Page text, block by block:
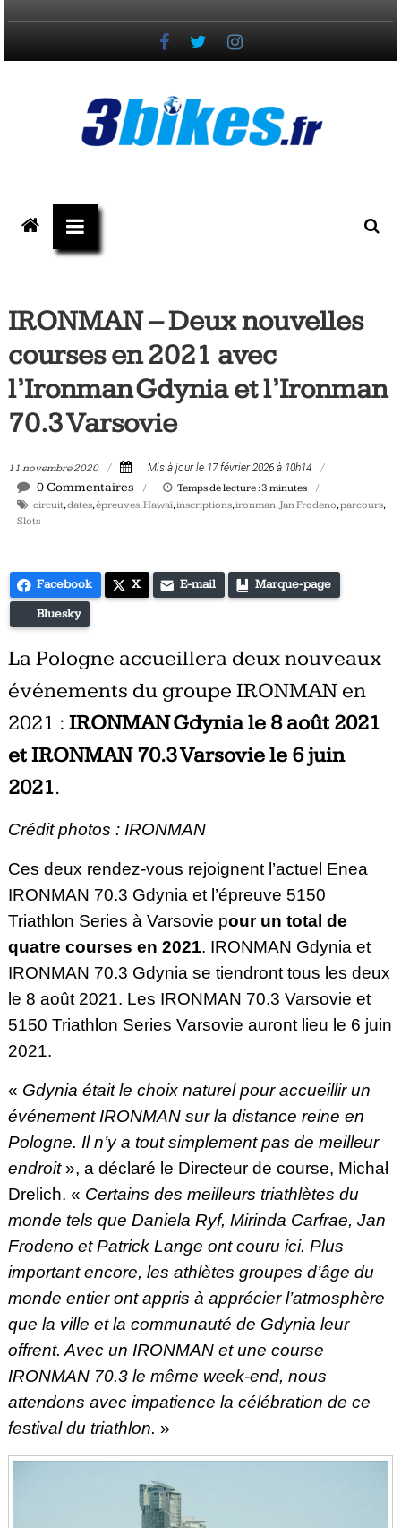
votre
magazine
Gravel
&
Triathlon
Tous
jours,
votre
actualité
vélo
triathlon
IRONMAN – Deux nouvelles
courses en 2021 avec
l’Ironman Gdynia et l’Ironman
70.3 Varsovie
11 novembre 2020 Mis à jour le 17 février 2026 à 10h14
0 Commentaires Temps de lecture :3 minutes
circuit,dates,épreuves,Hawaï,inscriptions,ironman,Jan Frodeno,parcours,
Slots
Facebook X E-mail Marque-page
Bluesky
La Pologne accueillera deux nouveaux
événements du groupe IRONMAN en
2021 : IRONMAN Gdynia le 8 août 2021
et IRONMAN 70.3 Varsovie le 6 juin
2021.
Crédit photos : IRONMAN
Ces deux rendez-vous rejoignent l’actuel Enea
IRONMAN 70.3 Gdynia et l’épreuve 5150
Triathlon Series à Varsovie pour un total de
quatre courses en 2021. IRONMAN Gdynia et
IRONMAN 70.3 Gdynia se tiendront tous les deux
le 8 août 2021. Les IRONMAN 70.3 Varsovie et
5150 Triathlon Series Varsovie auront lieu le 6 juin
2021.
« Gdynia était le choix naturel pour accueillir un
événement IRONMAN sur la distance reine en
Pologne. Il n’y a tout simplement pas de meilleur
endroit», a déclaré le Directeur de course, Michał
Drelich. « Certains des meilleurs triathlètes du
monde tels que Daniela Ryf, Mirinda Carfrae, Jan
Frodeno et Patrick Lange ont couru ici. Plus
important encore, les athlètes groupes d’âge du
monde entier ont appris à apprécier l’atmosphère
que la ville et la communauté de Gdynia leur
offrent. Avec un IRONMAN et une course
IRONMAN 70.3 le même week-end, nous
attendons avec impatience la célébration de ce
festival du triathlon. »